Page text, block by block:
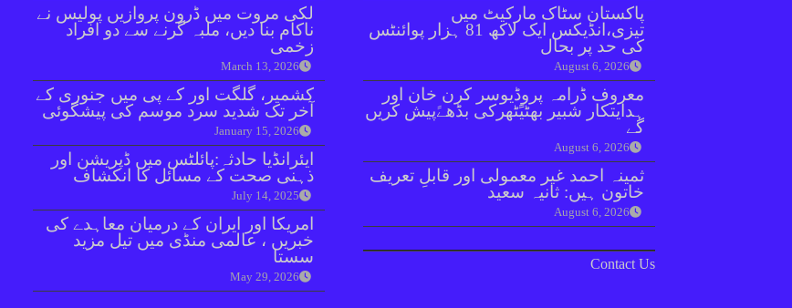
لکی مروت میں ڈرون پروازیں پولیس نے
ناکام بنا دیں، ملبہ گرنے سے دو افراد
زخمی
March 13, 2026
کشمیر، گلگت اور کے پی میں جنوری کے
آخر تک شدید سرد موسم کی پیشگوئی
January 15, 2026
ایئرانڈیا حادثہ:پائلٹس میں ڈپریشن اور
ذہنی صحت کے مسائل کا انکشاف
July 14, 2025
امریکا اور ایران کے درمیان معاہدے کی
خبریں ، عالمی منڈی میں تیل مزید
سستا
May 29, 2026
پاکستان سٹاک مارکیٹ میں
تیزی،انڈیکس ایک لاکھ 81 ہزار پوائنٹس
کی حد پر بحال
August 6, 2026
معروف ڈرامہ پروڈیوسر کرن خان اور
ہدایتکار شبیر بھٹیًٹھرکی بڈھےًپیش کریں
گے
August 6, 2026
ثمینہ احمد غیر معمولی اور قابلِ تعریف
خاتون ہیں: ثانیہ سعید
August 6, 2026
Contact Us